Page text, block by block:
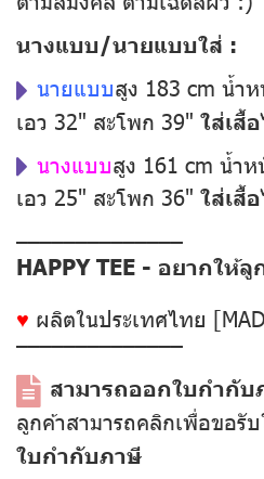
นางแบบ/นายแบบใส่ :
นายแบบสูง 183 cm น้ำ
เอว 32" สะโพก 39" ใส่เสื้
นางแบบสูง 161 cm น้ำ
เอว 25" สะโพก 36" ใส่เสื้
––––––––––––––
HAPPY TEE - อยากใ
♥ ผลิตในประเทศไทย
––––––––––––––
สามารถออกใบกำกับ
ลูกค้าสามารถคลิกเพื่อขอรั
ใบกำกับภาษี